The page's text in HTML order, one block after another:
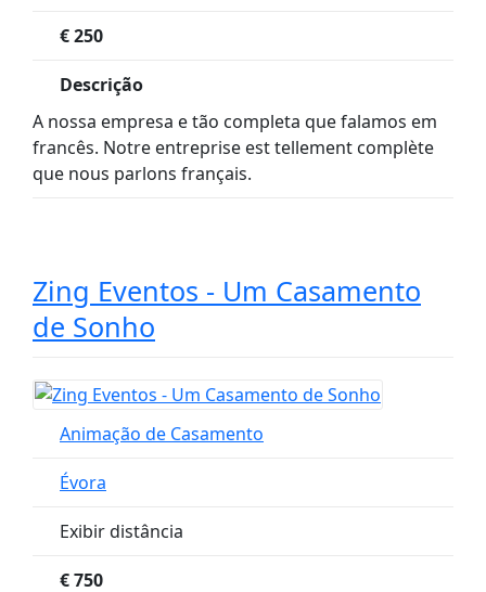
€250
Descrição
A nossa empresa e tão completa que falamos em
francês. Notre entreprise est tellement complète
que nous parlons français.
Zing Eventos - Um Casamento
de Sonho
Animação de Casamento
Évora
Exibir distância
€750